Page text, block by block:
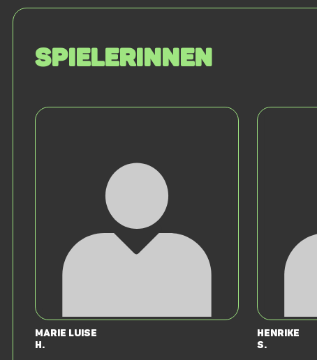
SPIELERINNEN
Marie Luise
H.
Henrike
S.